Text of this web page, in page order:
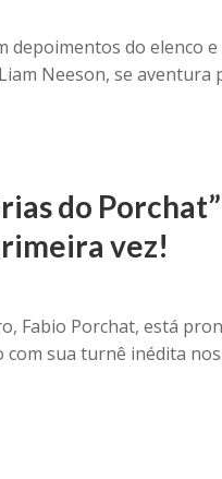
depoimentos do elenco e
Neeson, se aventura
do Porchat”
vez!
Fabio Porchat, está
sua turnê inédita nos